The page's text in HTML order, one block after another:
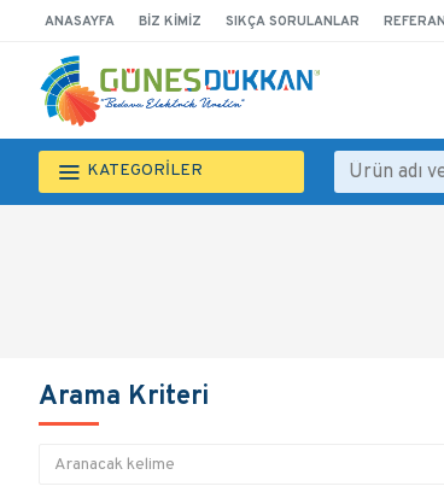
ANASAYFA BIZ KIMIZ SIKÇA SORULANLAR
KATEGORİLER
Arama Kriteri